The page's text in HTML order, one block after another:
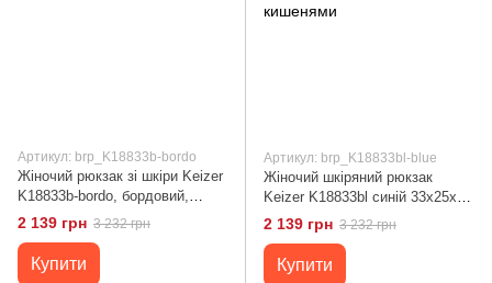
Артикул: brp_K18833b-bordo
Жіночий рюкзак зі шкіри Keizer
K18833b-bordo, бордовий,
середній розмір, 2 кишені на
блискавці
2 139 грн 3 232 грн
Купити
Артикул: brp_K18833bl-blue
Жіночий шкіряний рюкзак
Keizer K18833bl синій 33x25x11
см, з регульованими лямками
та кишенями
2 139 грн 3 232 грн
Купити